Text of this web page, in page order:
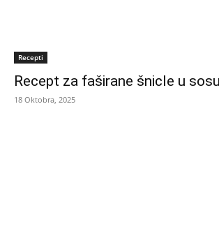
Recepti
Recept za faširane šnicle u sosu
18 Oktobra, 2025